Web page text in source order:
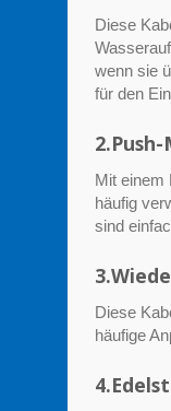
Diese
wenn sie
für den
Mit einem
häufig
sind
Diese
häufige